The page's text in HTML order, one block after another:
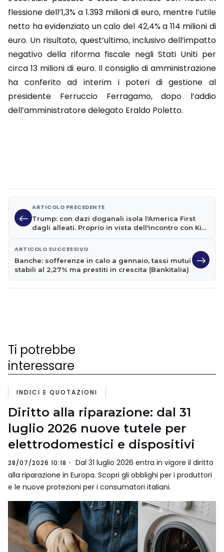
flessione dell’1,3% a 1.393 milioni di euro, mentre l’utile
netto ha evidenziato un calo del 42,4% a 114 milioni di
euro. Un risultato, quest’ultimo, inclusivo dell’impatto
negativo della riforma fiscale negli Stati Uniti per
circa 13 milioni di euro. Il consiglio di amministrazione
ha conferito ad interim i poteri di gestione al
presidente Ferruccio Ferragamo, dopo l’addio
dell’amministratore delegato Eraldo Poletto.
ARTICOLO PRECEDENTE
Trump: con dazi doganali isola l'America First
dagli alleati. Proprio in vista dell'incontro con Kim
ARTICOLO SUCCESSIVO
Banche: sofferenze in calo a gennaio, tassi mutui
stabili al 2,27% ma prestiti in crescita (Bankitalia)
Ti potrebbe
interessare
INDICI E QUOTAZIONI
Diritto alla riparazione: dal 31
luglio 2026 nuove tutele per
elettrodomestici e dispositivi
28/07/2026 10:18
Dal 31 luglio 2026 entra in vigore il diritto
alla riparazione in Europa. Scopri gli obblighi per i produttori
e le nuove protezioni per i consumatori italiani.